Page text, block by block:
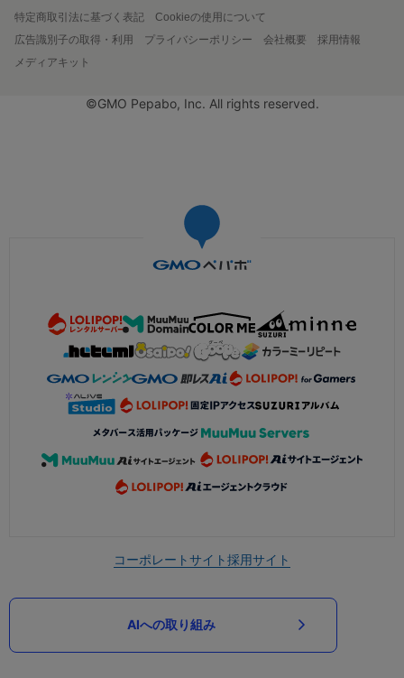
特定商取引法に基づく表記
Cookieの使用について
広告識別子の取得・利用
プライバシーポリシー 会社概要
採用情報
メディアキット
©GMO Pepabo, Inc. All rights reserved.
コーポレートサイト採用サイト
AIへの取り組み